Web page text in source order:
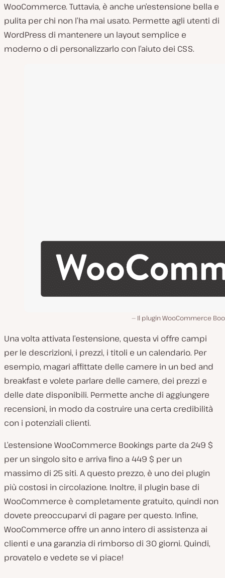
WooCommerce. Tuttavia, è anche un’estensione bella e
pulita per chi non l’ha mai usato. Permette agli utenti di
WordPress di mantenere un layout semplice e
moderno o di personalizzarlo con l’aiuto dei CSS.
Il plugin WooCommerce
Una volta attivata l’estensione, questa vi offre campi
per le descrizioni, i prezzi, i titoli e un calendario. Per
esempio, magari affittate delle camere in un bed and
breakfast e volete parlare delle camere, dei prezzi e
delle date disponibili. Permette anche di aggiungere
recensioni, in modo da costruire una certa credibilità
con i potenziali clienti.
L’estensione WooCommerce Bookings parte da 249 $
per un singolo sito e arriva fino a 449 $ per un
massimo di 25 siti. A questo prezzo, è uno dei plugin
più costosi in circolazione. Inoltre, il plugin base di
WooCommerce è completamente gratuito, quindi non
dovete preoccuparvi di pagare per questo. Infine,
WooCommerce offre un anno intero di assistenza ai
clienti e una garanzia di rimborso di 30 giorni. Quindi,
provatelo e vedete se vi piace!